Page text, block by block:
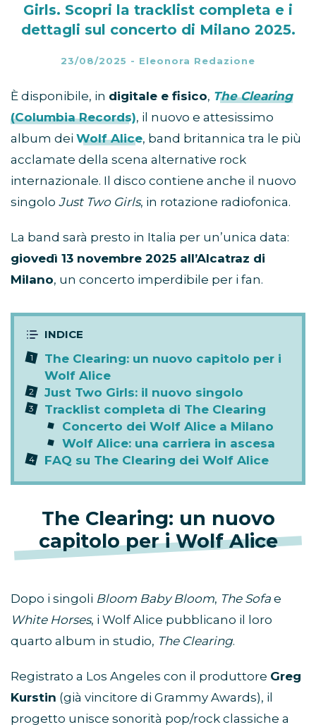
Girls. Scopri la tracklist completa e i
dettagli sul concerto di Milano 2025.
23/08/2025 - Eleonora Redazione
È disponibile, in digitale e fisico, The Clearing
(Columbia Records), il nuovo e attesissimo
album dei Wolf Alice, band britannica tra le più
acclamate della scena alternative rock
internazionale. Il disco contiene anche il nuovo
singolo Just Two Girls, in rotazione radiofonica.
La band sarà presto in Italia per un’unica data:
giovedì 13 novembre 2025 all’Alcatraz di
Milano, un concerto imperdibile per i fan.
The Clearing: un nuovo capitolo per i
Wolf Alice
Just Two Girls: il nuovo singolo
Tracklist completa di The Clearing
Concerto dei Wolf Alice a Milano
Wolf Alice: una carriera in ascesa
FAQ su The Clearing dei Wolf Alice
The Clearing: un nuovo
capitolo per i Wolf Alice
Dopo i singoli Bloom Baby Bloom, The Sofa e
White Horses, i Wolf Alice pubblicano il loro
quarto album in studio, The Clearing.
Registrato a Los Angeles con il produttore Greg
Kurstin (già vincitore di Grammy Awards), il
progetto unisce sonorità pop/rock classiche a